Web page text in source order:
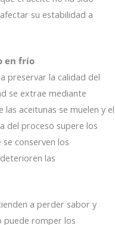
su estabilidad a
en frío
preservar la calidad del
se extrae mediante
las aceitunas se muelen y el
del proceso supere los
conserven los
las
a perder sabor y
puede romper los